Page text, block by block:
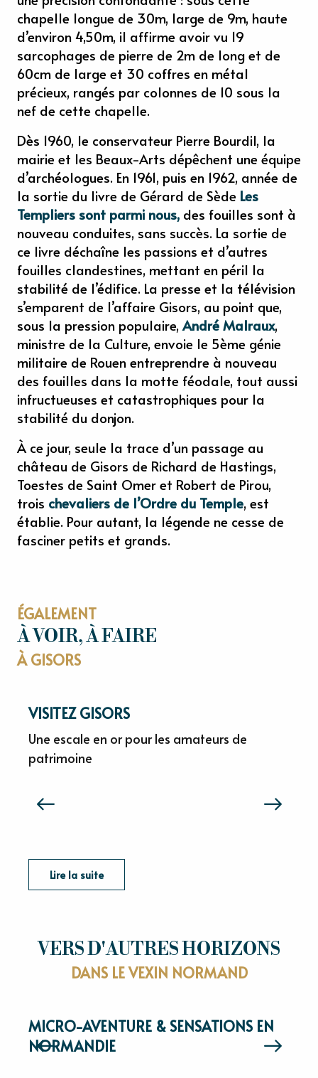
chapelle longue de 30m, large de 9m, haute
d’environ 4,50m, il affirme avoir vu 19
sarcophages de pierre de 2m de long et de
60cm de large et 30 coffres en métal
précieux, rangés par colonnes de 10 sous la
nef de cette chapelle.
Dès 1960, le conservateur Pierre Bourdil, la
mairie et les Beaux-Arts dépêchent une équipe
d’archéologues. En 1961, puis en 1962, année de
la sortie du livre de Gérard de Sède Les
Templiers sont parmi nous, des fouilles sont à
nouveau conduites, sans succès. La sortie de
ce livre déchaîne les passions et d’autres
fouilles clandestines, mettant en péril la
stabilité de l’édifice. La presse et la télévision
s’emparent de l’affaire Gisors, au point que,
sous la pression populaire, André Malraux,
ministre de la Culture, envoie le 5ème génie
militaire de Rouen entreprendre à nouveau
des fouilles dans la motte féodale, tout aussi
infructueuses et catastrophiques pour la
stabilité du donjon.
À ce jour, seule la trace d’un passage au
château de Gisors de Richard de Hastings,
Toestes de Saint Omer et Robert de Pirou,
trois chevaliers de l’Ordre du Temple, est
établie. Pour autant, la légende ne cesse de
fasciner petits et grands.
ÉGALEMENT
À VOIR, À FAIRE
À GISORS
VISITEZ GISORS
Une escale en or pour les amateurs de
patrimoine
Lire la suite
VERS D'AUTRES HORIZONS
DANS LE VEXIN NORMAND
MICRO-AVENTURE & SENSATIONS EN
NORMANDIE